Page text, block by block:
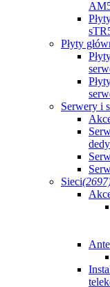
Płyty
Serwery i
Sieci